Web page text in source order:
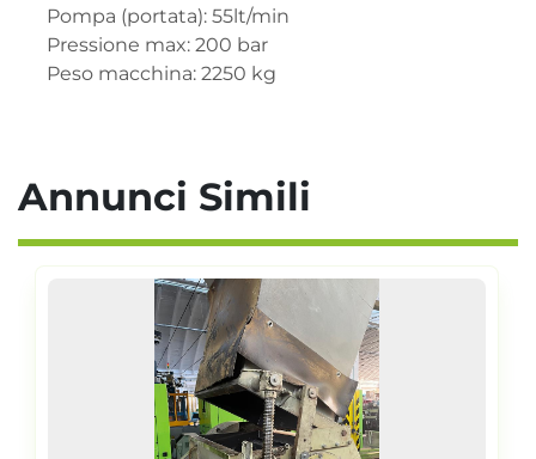
Pompa (portata): 55lt/min
Pressione max: 200 bar
Peso macchina: 2250 kg
Annunci Simili